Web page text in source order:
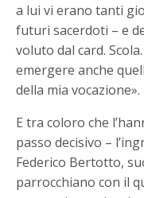
a lui vi erano tanti
futuri sacerdoti – e
voluto dal card.
emergere anche
della mia vocazione».
E tra coloro che
passo decisivo –
Federico Bertotto,
parrocchiano con il